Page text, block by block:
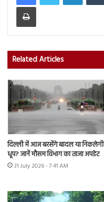
Print
Related Articles
दिल्ली में आज बरसेंगे बादल या निकलेगी
धूप? जानें मौसम विभाग का ताजा अपडेट
31 July 2026 - 7:41 AM